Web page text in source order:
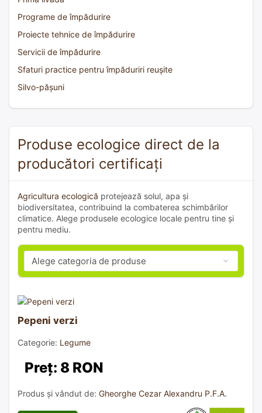
Programe de împădurire
Proiecte tehnice de împădurire
Servicii de împădurire
Sfaturi practice pentru împăduriri reușite
Silvo-pășuni
Produse ecologice direct de la
producători certificați
Agricultura ecologică protejează solul, apa și
biodiversitatea, contribuind la combaterea schimbărilor
climatice. Alege produsele ecologice locale pentru tine și
pentru mediu.
Pepeni verzi
Categorie: Legume
Preț: 8 RON
Produs și vândut de: Gheorghe Cezar Alexandru P.F.A.